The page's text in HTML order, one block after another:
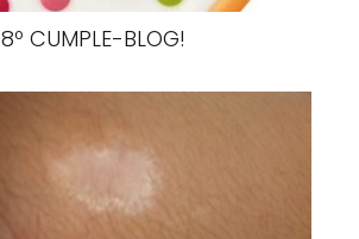
8º CUMPLE-BLOG!